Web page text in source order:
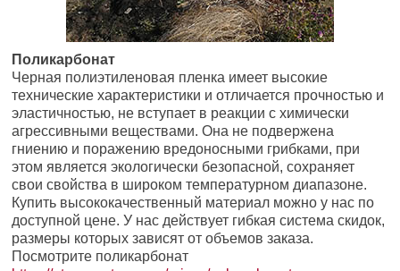
Поликарбонат
Черная полиэтиленовая пленка имеет высокие
технические характеристики и отличается прочностью и
эластичностью, не вступает в реакции с химически
агрессивными веществами. Она не подвержена
гниению и поражению вредоносными грибками, при
этом является экологически безопасной, сохраняет
свои свойства в широком температурном диапазоне.
Купить высококачественный материал можно у нас по
доступной цене. У нас действует гибкая система скидок,
размеры которых зависят от объемов заказа.
Посмотрите поликарбонат